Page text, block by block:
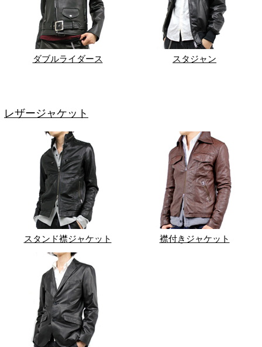
ダブルライダース スタジャン
レザージャケット
スタンド襟ジャケット 襟付きジャケット